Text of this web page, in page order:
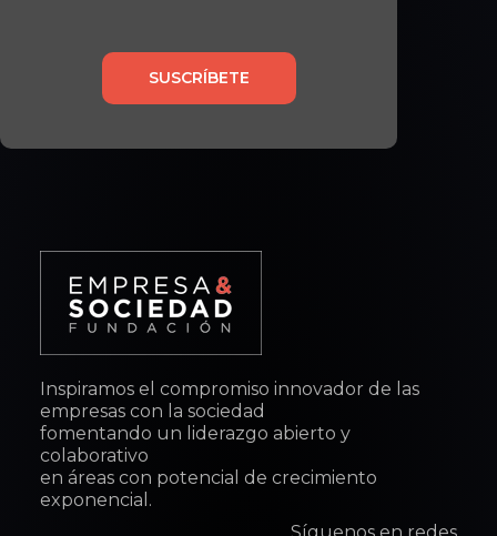
SUSCRÍBETE
Inspiramos el compromiso innovador de las
empresas con la sociedad
fomentando un liderazgo abierto y
colaborativo
en áreas con potencial de crecimiento
exponencial.
Síguenos en redes